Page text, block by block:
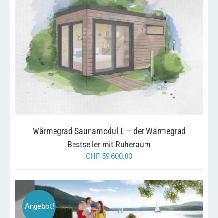
IN DEN WARENKORB / DETAILS
Wärmegrad Saunamodul L – der Wärmegrad
Bestseller mit Ruheraum
CHF 59'600.00
Angebot!